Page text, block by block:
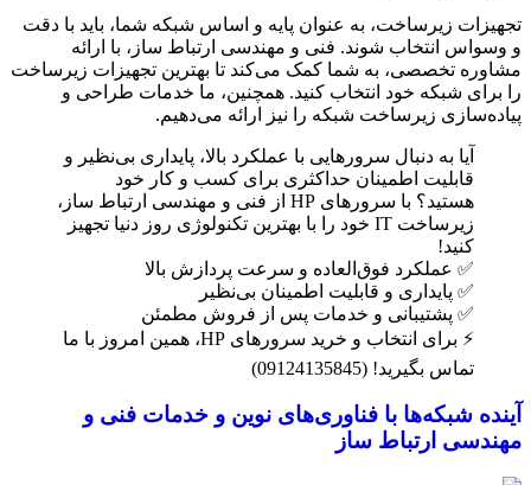
تجهیزات زیرساخت، به عنوان پایه و اساس شبکه شما، باید با دقت
و وسواس انتخاب شوند. فنی و مهندسی ارتباط ساز، با ارائه
مشاوره تخصصی، به شما کمک می‌کند تا بهترین تجهیزات زیرساخت
را برای شبکه خود انتخاب کنید. همچنین، ما خدمات طراحی و
پیاده‌سازی زیرساخت شبکه را نیز ارائه می‌دهیم.
آیا به دنبال سرورهایی با عملکرد بالا، پایداری بی‌نظیر و
قابلیت اطمینان حداکثری برای کسب و کار خود
هستید؟ با سرورهای HP از فنی و مهندسی ارتباط ساز،
زیرساخت IT خود را با بهترین تکنولوژی روز دنیا تجهیز
کنید!
✅ عملکرد فوق‌العاده و سرعت پردازش بالا
✅ پایداری و قابلیت اطمینان بی‌نظیر
✅ پشتیبانی و خدمات پس از فروش مطمئن
⚡ برای انتخاب و خرید سرورهای HP، همین امروز با ما
تماس بگیرید! (09124135845)
آینده شبکه‌ها با فناوری‌های نوین و خدمات فنی و
مهندسی ارتباط ساز